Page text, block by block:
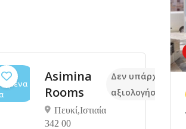
Asimina
Rooms
Πευκί,Ιστιαία
342 00
Δεν υπάρχουν
αξιολογήσεις